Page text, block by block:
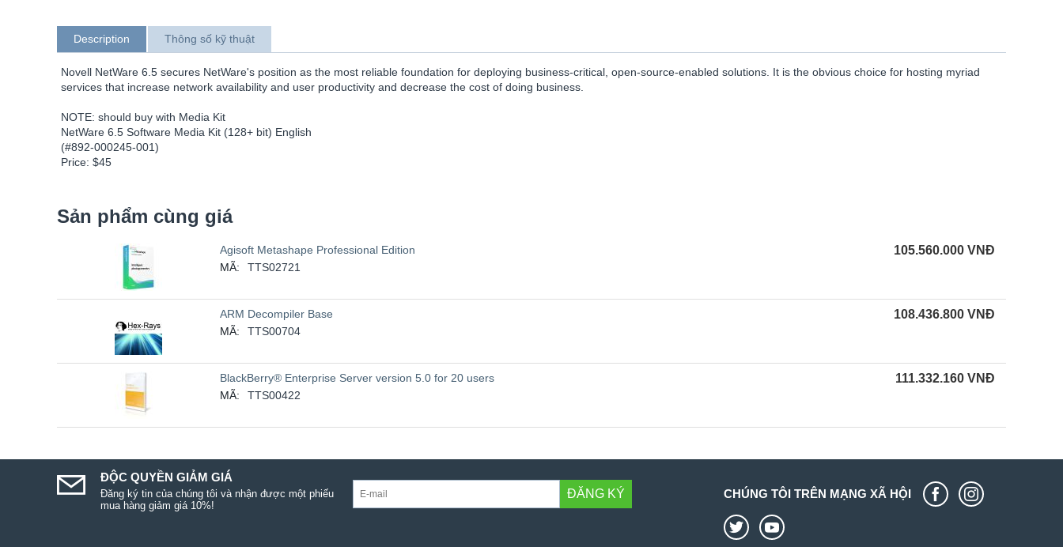
Description Thông số kỹ thuật
Novell NetWare 6.5 secures NetWare's position as the most reliable foundation for deploying business-critical, open-source-enabled solutions. It is the obvious choice for hosting myriad
services that increase network availability and user productivity and decrease the cost of doing business.
NOTE: should buy with Media Kit
NetWare 6.5 Software Media Kit (128+ bit) English
(#892-000245-001)
Price: $45
Sản phẩm cùng giá
Agisoft Metashape Professional Edition
MÃ:
TTS02721
105.560.000 VNĐ
ARM Decompiler Base
MÃ:
TTS00704
108.436.800 VNĐ
BlackBerry® Enterprise Server version 5.0 for 20 users
MÃ:
TTS00422
111.332.160 VNĐ
ĐỘC QUYỀN GIẢM GIÁ
Đăng ký tin của chúng tôi và nhận được một phiếu
mua hàng giảm giá 10%!
ĐĂNG KÝ CHÚNG TÔI TRÊN MẠNG XÃ HỘI